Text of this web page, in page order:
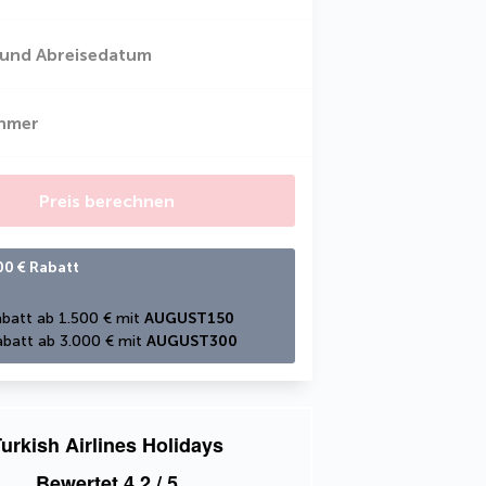
Abreisedatum
Preis berechnen
€ Rabatt
ab 1.500 € mit AUGUST150
ab 3.000 € mit AUGUST300
Airlines Holidays